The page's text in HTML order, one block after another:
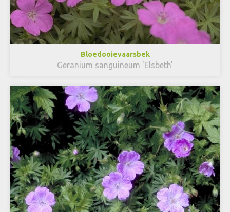
Bloedooievaarsbek
Geranium sanguineum 'Elsbeth'